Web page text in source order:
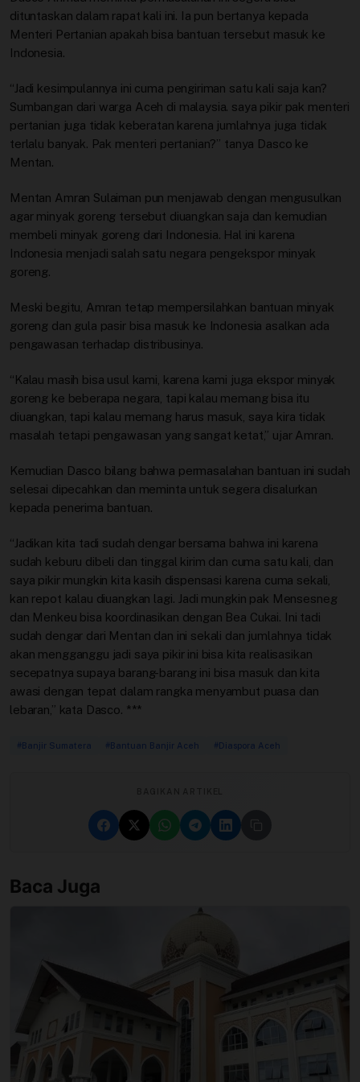
dituntaskan dalam rapat kali ini. Ia pun bertanya kepada
Menteri Pertanian apakah bisa bantuan tersebut masuk ke
Indonesia.
“Jadi kesimpulannya ini cuma pengiriman satu kali saja kan?
Sumbangan dari warga Aceh di malaysia. saya pikir pak menteri
pertanian juga tidak keberatan karena jumlahnya juga tidak
terlalu banyak. Pak menteri pertanian?” tanya Dasco ke
Mentan.
Mentan Amran Sulaiman pun menjawab dengan mengusulkan
agar minyak goreng tersebut diuangkan saja dan kemudian
membeli minyak goreng dari Indonesia. Hal ini karena
Indonesia menjadi salah satu negara pengekspor minyak
goreng.
Meski begitu, Amran tetap mempersilahkan bantuan minyak
goreng dan gula pasir bisa masuk ke Indonesia asalkan ada
pengawasan terhadap distribusinya.
“Kalau masih bisa usul kami, karena kami juga ekspor minyak
goreng ke beberapa negara, tapi kalau memang bisa itu
diuangkan, tapi kalau memang harus masuk, saya kira tidak
masalah tetapi pengawasan yang sangat ketat,” ujar Amran.
Kemudian Dasco bilang bahwa permasalahan bantuan ini sudah
selesai dipecahkan dan meminta untuk segera disalurkan
kepada penerima bantuan.
“Jadikan kita tadi sudah dengar bersama bahwa ini karena
sudah keburu dibeli dan tinggal kirim dan cuma satu kali, dan
saya pikir mungkin kita kasih dispensasi karena cuma sekali,
kan repot kalau diuangkan lagi. Jadi mungkin pak Mensesneg
dan Menkeu bisa koordinasikan dengan Bea Cukai. Ini tadi
sudah dengar dari Mentan dan ini sekali dan jumlahnya tidak
akan mengganggu jadi saya pikir ini bisa kita realisasikan
secepatnya supaya barang-barang ini bisa masuk dan kita
awasi dengan tepat dalam rangka menyambut puasa dan
lebaran,” kata Dasco. ***
#Banjir Sumatera #Bantuan Banjir Aceh #Diaspora Aceh
Baca Juga